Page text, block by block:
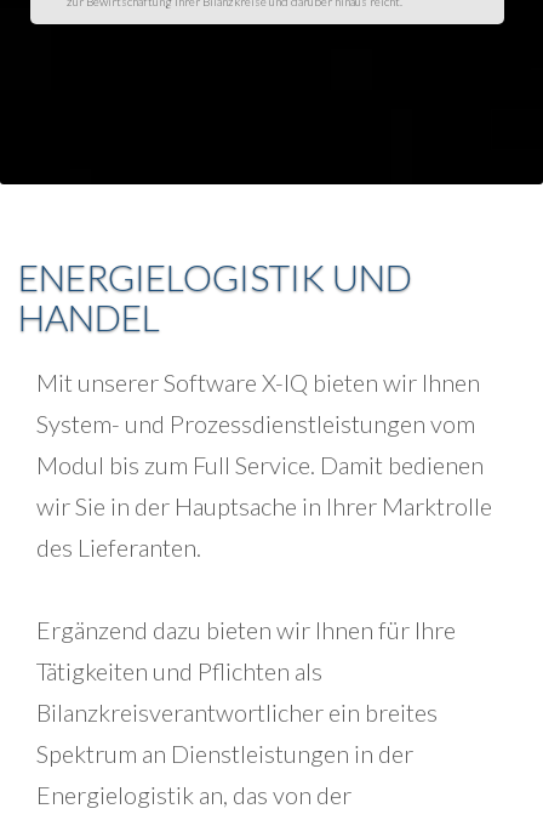
ENERGIELOGISTIK UND
HANDEL
Mit unserer Software X-IQ bieten wir Ihnen
System- und Prozessdienstleistungen vom
Modul bis zum Full Service. Damit bedienen
wir Sie in der Hauptsache in Ihrer Marktrolle
des Lieferanten.
Ergänzend dazu bieten wir Ihnen für Ihre
Tätigkeiten und Pflichten als
Bilanzkreisverantwortlicher ein breites
Spektrum an Dienstleistungen in der
Energielogistik an, das von der